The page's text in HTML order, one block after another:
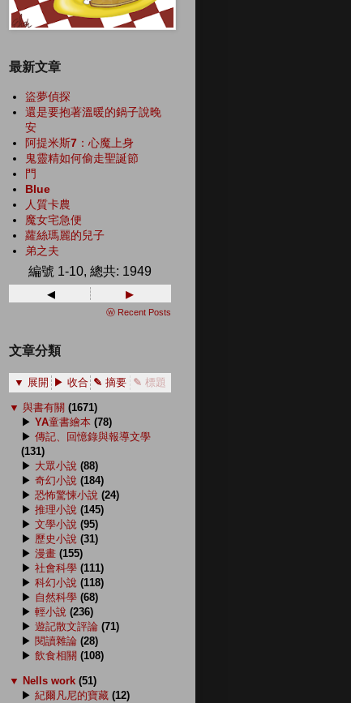
最新文章
盜夢偵探
還是要抱著溫暖的鍋子說晚
安
阿提米斯7：心魔上身
鬼靈精如何偷走聖誕節
門
Blue
人質卡農
魔女宅急便
蘿絲瑪麗的兒子
弟之夫
編號 1-10, 總共: 1949
◂ ▸
ⓦ Recent Posts
文章分類
▼ 展開 ▶ 收合 ✎ 摘要 ✎ 標題
▼ 與書有關 (1671)
▶ YA童書繪本 (78)
▶ 傳記、回憶錄與報導文學
(131)
▶ 大眾小說 (88)
▶ 奇幻小說 (184)
▶ 恐怖驚悚小說 (24)
▶ 推理小說 (145)
▶ 文學小說 (95)
▶ 歷史小說 (31)
▶ 漫畫 (155)
▶ 社會科學 (111)
▶ 科幻小說 (118)
▶ 自然科學 (68)
▶ 輕小說 (236)
▶ 遊記散文評論 (71)
▶ 閱讀雜論 (28)
▶ 飲食相關 (108)
▼ Nells work (51)
▶ 紀爾凡尼的寶藏 (12)